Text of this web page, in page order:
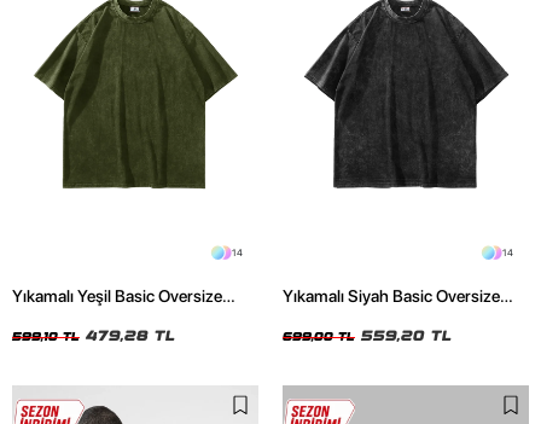
14
Yıkamalı Yeşil Basic Oversize
599,10 TL 479,28 TL
14
Yıkamalı Siyah Basic Oversize
699,00 TL 559,20 TL